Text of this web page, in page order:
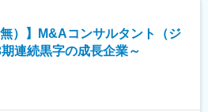
期経営計画の達成に向け業容拡大中！
ィブで新しいことにスピード感をもって
視する企業風土
省が定める女性活躍推進企業認定「える
取得
間程度とワークライフバランスを重視した
材育成・評価
ール、チェック体制の構築・改善
門）との連携・牽制機能の発揮
ス>
与信基準の策定・運用
早期是正対応
）】M&Aコンサルタント（ジ
連続黒字の成長企業～